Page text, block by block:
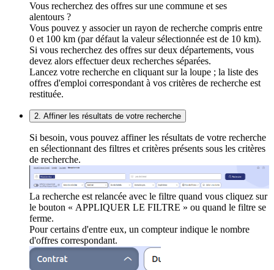
Vous recherchez des offres sur une commune et ses
alentours ?
Vous pouvez y associer un rayon de recherche compris entre
0 et 100 km (par défaut la valeur sélectionnée est de 10 km).
Si vous recherchez des offres sur deux départements, vous
devez alors effectuer deux recherches séparées.
Lancez votre recherche en cliquant sur la loupe ; la liste des
offres d'emploi correspondant à vos critères de recherche est
restituée.
2. Affiner les résultats de votre recherche
Si besoin, vous pouvez affiner les résultats de votre recherche
en sélectionnant des filtres et critères présents sous les critères
de recherche.
La recherche est relancée avec le filtre quand vous cliquez sur
le bouton « APPLIQUER LE FILTRE » ou quand le filtre se
ferme.
Pour certains d'entre eux, un compteur indique le nombre
d'offres correspondant.